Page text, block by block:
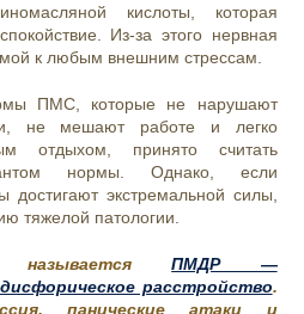
кислоты, которая
Из-за этого нервная
к любым внешним стрессам.
ПМС, которые не нарушают
не мешают работе и легко
отдыхом, принято считать
нормы. Однако, если
экстремальной силы,
тяжелой патологии.
называетсяПМДР —
расстройство.
панические атаки и